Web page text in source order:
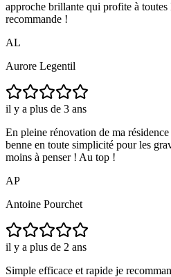
approche brillante qui profite à toutes
recommande !
AL
Aurore Legentil
il y a plus de 3 ans
En pleine rénovation de ma
benne en toute simplicité pour les
moins à penser ! Au top !
AP
Antoine Pourchet
il y a plus de 2 ans
Simple efficace et rapide je